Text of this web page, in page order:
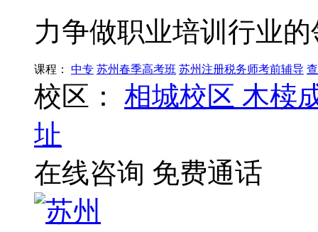
力争做职业培训行业
课程： 中专 苏州春季高考班 苏州注册税务师考前辅导
校区： 相城校区 木椟
址
在线咨询 免费通话